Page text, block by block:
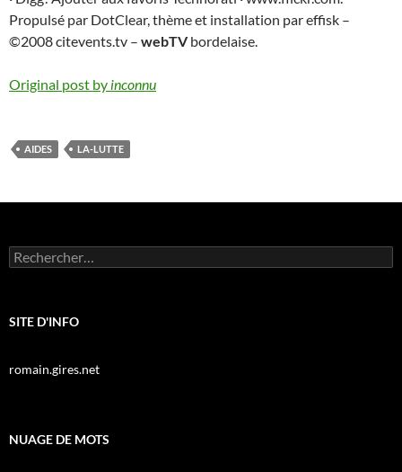
Propulsé par DotClear, thème et installation par effisk –
©2008 citevents.tv – webTVbordelaise.
Original post by inconnu
AIDES LA-LUTTE
Rechercher :
SITE D'INFO
romain.gires.net
NUAGE DE MOTS